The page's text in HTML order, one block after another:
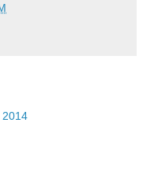
2014